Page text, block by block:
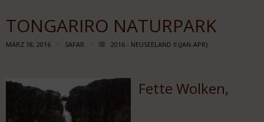
Über mich
TONGARIRO NATURPARK
MÄRZ 18, 2016 SAFAR 2016 - NEUSEELAND II (JAN-APR)
Fette Wolken,